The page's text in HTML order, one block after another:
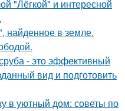
"Лёгкой" и интересной
найденное в земле.
- это эффективный
вид и подготовить
в уютный дом: советы по